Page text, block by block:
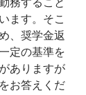
務すること
ます。そこ
、奨学金返
定の基準を
ありますが
お答えくだ